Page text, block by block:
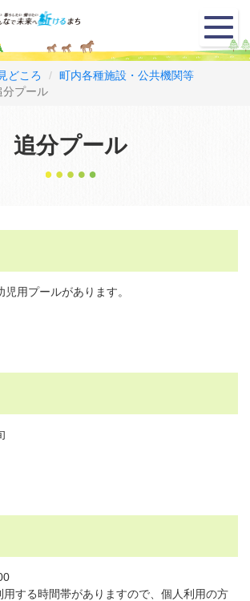
メ
ニ
ュ
どころ
町内各種施設・公共機関等
分プール
追分プール
用プールがあります。
する時間帯がありますので、個人利用の方